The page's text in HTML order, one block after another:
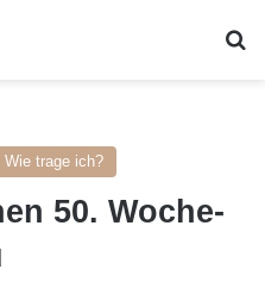
Wie trage ich?
50. Woche-